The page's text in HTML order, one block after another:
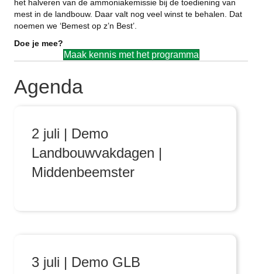
het halveren van de ammoniakemissie bij de toediening van
mest in de landbouw. Daar valt nog veel winst te behalen. Dat
noemen we ‘Bemest op z’n Best’.
Doe je mee?
Maak kennis met het programma
Agenda
2 juli | Demo
Landbouwvakdagen |
Middenbeemster
3 juli | Demo GLB